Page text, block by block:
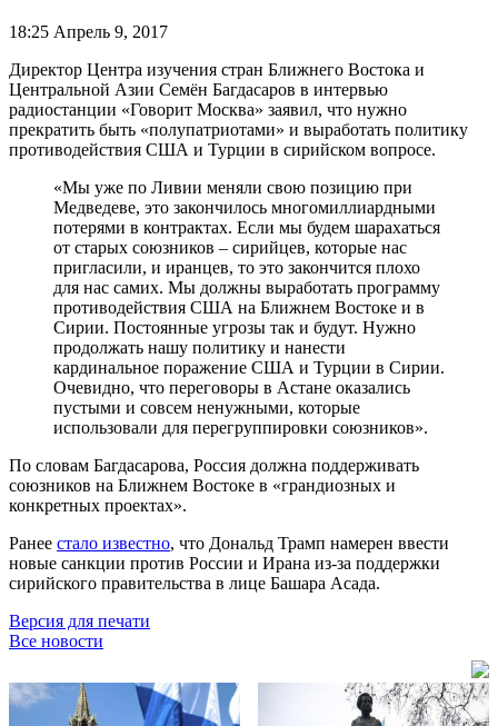
18:25 Апрель 9, 2017
Директор Центра изучения стран Ближнего Востока и
Центральной Азии Семён Багдасаров в интервью
радиостанции «Говорит Москва» заявил, что нужно
прекратить быть «полупатриотами» и выработать политику
противодействия США и Турции в сирийском вопросе.
«Мы уже по Ливии меняли свою позицию при
Медведеве, это закончилось многомиллиардными
потерями в контрактах. Если мы будем шарахаться
от старых союзников – сирийцев, которые нас
пригласили, и иранцев, то это закончится плохо
для нас самих. Мы должны выработать программу
противодействия США на Ближнем Востоке и в
Сирии. Постоянные угрозы так и будут. Нужно
продолжать нашу политику и нанести
кардинальное поражение США и Турции в Сирии.
Очевидно, что переговоры в Астане оказались
пустыми и совсем ненужными, которые
использовали для перегруппировки союзников».
По словам Багдасарова, Россия должна поддерживать
союзников на Ближнем Востоке в «грандиозных и
конкретных проектах».
Ранее стало известно, что Дональд Трамп намерен ввести
новые санкции против России и Ирана из-за поддержки
сирийского правительства в лице Башара Асада.
Версия для печати
Все новости